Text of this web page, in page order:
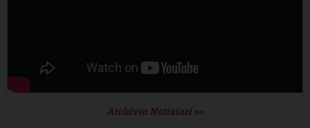
Archivio Notiziari >>